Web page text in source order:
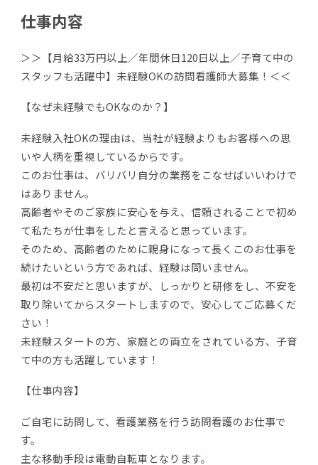
仕事内容
＞＞【月給33万円以上／年間休日120日以上／子育て中の
スタッフも活躍中】未経験OKの訪問看護師大募集！＜＜
【なぜ未経験でもOKなのか？】
未経験入社OKの理由は、当社が経験よりもお客様への思
いや人柄を重視しているからです。
このお仕事は、バリバリ自分の業務をこなせばいいわけで
はありません。
高齢者やそのご家族に安心を与え、信頼されることで初め
て私たちが仕事をしたと言えると思っています。
そのため、高齢者のために親身になって長くこのお仕事を
続けたいという方であれば、経験は問いません。
最初は不安だと思いますが、しっかりと研修をし、不安を
取り除いてからスタートしますので、安心してご応募くだ
さい！
未経験スタートの方、家庭との両立をされている方、子育
て中の方も活躍しています！
【仕事内容】
ご自宅に訪問して、看護業務を行う訪問看護のお仕事で
す。
主な移動手段は電動自転車となります。